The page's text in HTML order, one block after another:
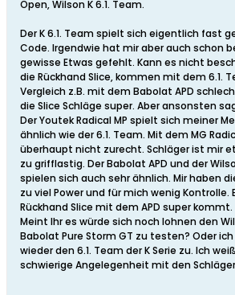
Open, Wilson K 6.1. Team.
Der K 6.1. Team spielt sich eigentlich fast
Code. Irgendwie hat mir aber auch schon
gewisse Etwas gefehlt. Kann es nicht
die Rückhand Slice, kommen mit dem 6.1.
Vergleich z.B. mit dem Babolat APD
die Slice Schläge super. Aber ansonsten
Der Youtek Radical MP spielt sich meiner
ähnlich wie der 6.1. Team. Mit dem MG
überhaupt nicht zurecht. Schläger ist mir
zu grifflastig. Der Babolat APD und der
spielen sich auch sehr ähnlich. Mir haben
zu viel Power und für mich wenig Kontrolle.
Rückhand Slice mit dem APD super kommt.
Meint Ihr es würde sich noch lohnen den
Babolat Pure Storm GT zu testen? Oder
wieder den 6.1. Team der K Serie zu. Ich
schwierige Angelegenheit mit den